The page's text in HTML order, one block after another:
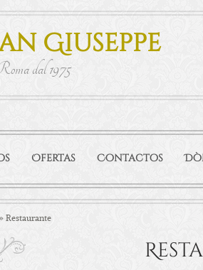
Giuseppe
dal 1975
Ofertas Contactos
Restaurante